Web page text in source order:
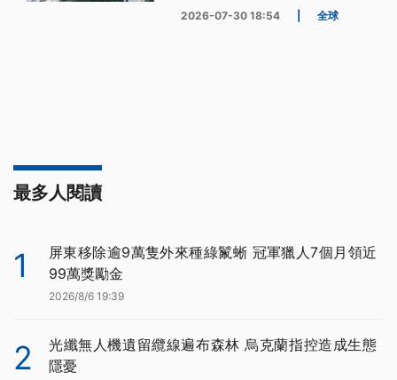
2026-07-30 18:54 全球
最多人閱讀
1
屏東移除逾9萬隻外來種綠鬣蜥 冠軍獵人7個月領近
99萬獎勵金
2026/8/6 19:39
2
光纖無人機遺留纜線遍布森林 烏克蘭指控造成生態
隱憂